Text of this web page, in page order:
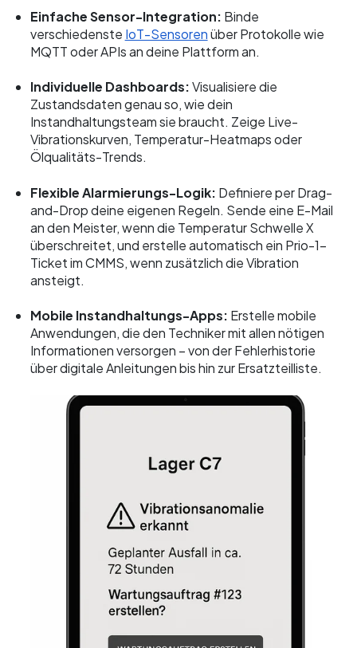
Einfache Sensor-Integration: Binde
verschiedenste IoT-Sensorenüber Protokolle wie
MQTT oder APIs an deine Plattform an.
Individuelle Dashboards:Visualisiere die
Zustandsdaten genau so, wie dein
Instandhaltungsteam sie braucht. Zeige Live-
Vibrationskurven, Temperatur-Heatmaps oder
Ölqualitäts-Trends.
Flexible Alarmierungs-Logik: Definiere per Drag-
and-Drop deine eigenen Regeln. Sende eine E-Mail
an den Meister, wenn die Temperatur Schwelle X
überschreitet, und erstelle automatisch ein Prio-1-
Ticket im CMMS, wenn zusätzlich die Vibration
ansteigt.
Mobile Instandhaltungs-Apps: Erstelle mobile
Anwendungen, die den Techniker mit allen nötigen
Informationen versorgen – von der Fehlerhistorie
über digitale Anleitungen bis hin zur Ersatzteilliste.